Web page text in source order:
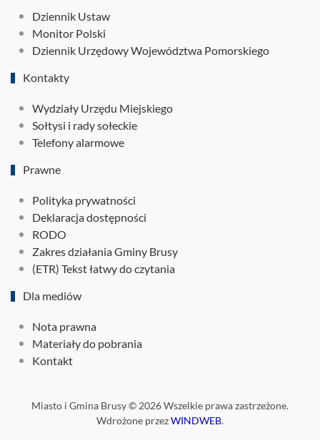
Dziennik Ustaw
Monitor Polski
Dziennik Urzędowy Województwa Pomorskiego
Kontakty
Wydziały Urzędu Miejskiego
Sołtysi i rady sołeckie
Telefony alarmowe
Prawne
Polityka prywatności
Deklaracja dostępności
RODO
Zakres działania Gminy Brusy
(ETR) Tekst łatwy do czytania
Dla mediów
Nota prawna
Materiały do pobrania
Kontakt
Miasto i Gmina Brusy © 2026Wszelkie prawa zastrzeżone.
Wdrożone przezWINDWEB.